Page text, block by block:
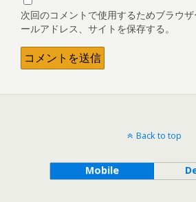
次回のコメントで使用するためブラウ
ールアドレス、サイトを保存する。
Back to top
Mobile